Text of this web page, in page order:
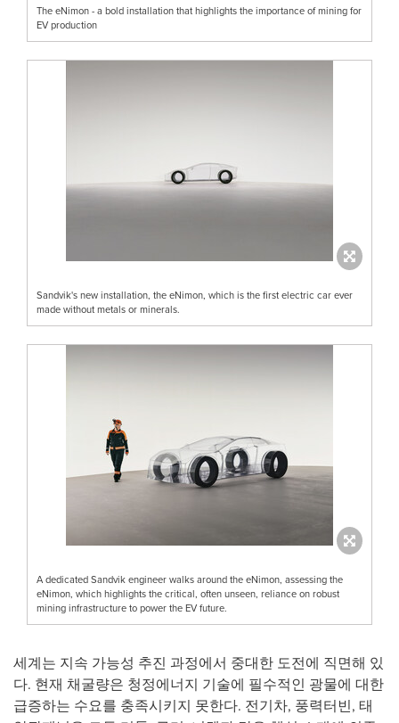
The eNimon - a bold installation that highlights the importance of mining for
EV production
Sandvik's new installation, the eNimon, which is the first electric car ever
made without metals or minerals.
A dedicated Sandvik engineer walks around the eNimon, assessing the
eNimon, which highlights the critical, often unseen, reliance on robust
mining infrastructure to power the EV future.
세계는 지속 가능성 추진 과정에서 중대한 도전에 직면해 있
다. 현재 채굴량은 청정에너지 기술에 필수적인 광물에 대한
급증하는 수요를 충족시키지 못한다. 전기차, 풍력터빈, 태